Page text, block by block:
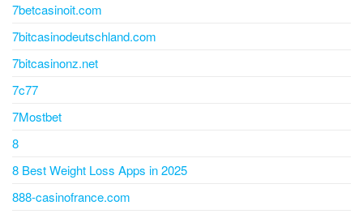
7betcasinoit.com
7bitcasinodeutschland.com
7bitcasinonz.net
7c77
7Mostbet
8
8 Best Weight Loss Apps in 2025
888-casinofrance.com